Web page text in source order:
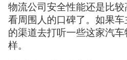
物流公司安全性能还是比
看周围人的口碑了。如果
的渠道去打听一些这家汽
样。